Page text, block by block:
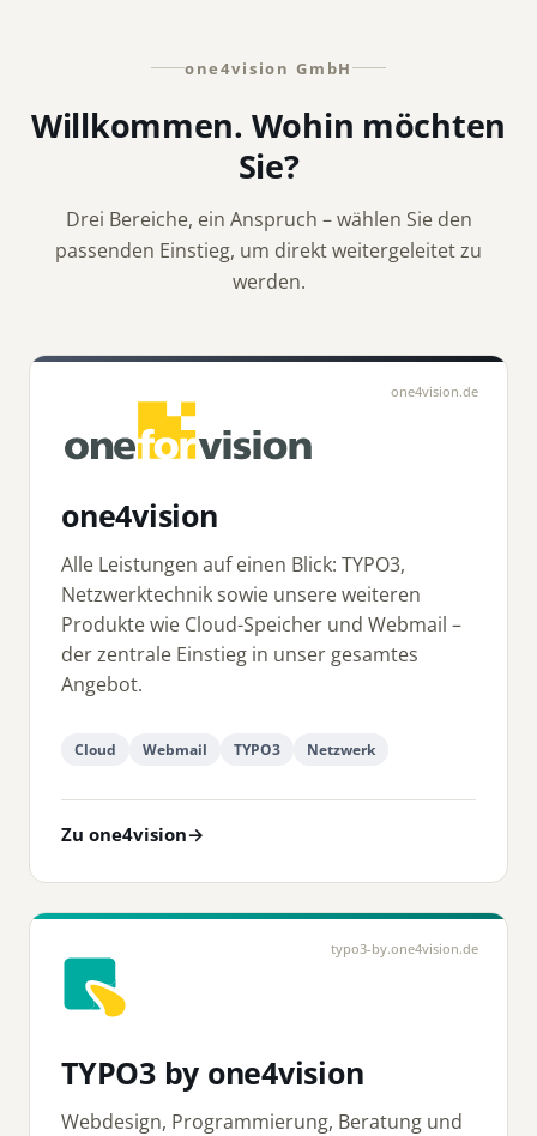
one4vision GmbH
Willkommen. Wohin möchten
Sie?
Drei Bereiche, ein Anspruch – wählen Sie den
passenden Einstieg, um direkt weitergeleitet zu
werden.
one4vision.de
one4vision
Alle Leistungen auf einen Blick: TYPO3,
Netzwerktechnik sowie unsere weiteren
Produkte wie Cloud-Speicher und Webmail –
der zentrale Einstieg in unser gesamtes
Angebot.
Cloud Webmail TYPO3 Netzwerk
Zu one4vision→
typo3-by.one4vision.de
TYPO3 by one4vision
Webdesign, Programmierung, Beratung und